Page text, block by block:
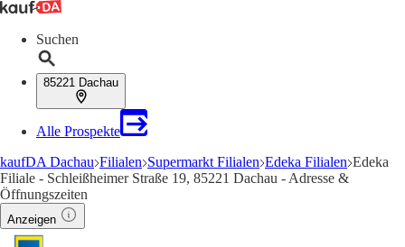
Suchen
85221 Dachau
Alle Prospekte
kaufDA Dachau Filialen Supermarkt Filialen Edeka Filialen Edeka
Filiale - Schleißheimer Straße 19, 85221 Dachau - Adresse &
Öffnungszeiten
Anzeigen